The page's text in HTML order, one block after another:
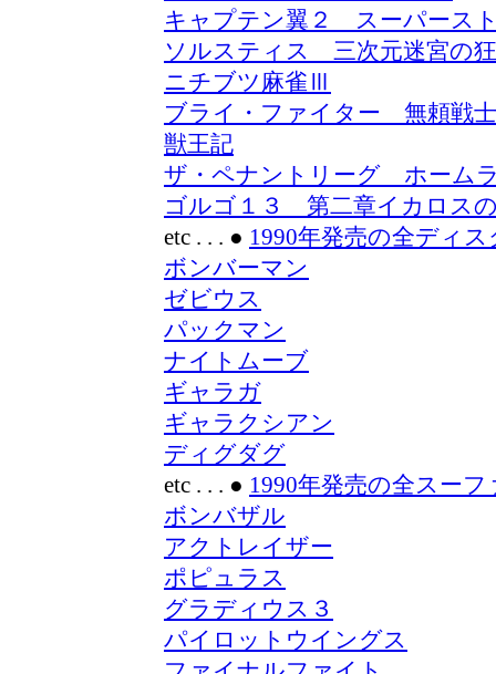
キャプテン翼２ スーパース
ソルスティス 三次元迷宮の
ニチブツ麻雀Ⅲ
ブライ・ファイター 無頼戦士
獣王記
ザ・ペナントリーグ ホーム
ゴルゴ１３ 第二章イカロス
etc . . . ● 1990年発売の全ディ
ボンバーマン
ゼビウス
パックマン
ナイトムーブ
ギャラガ
ギャラクシアン
ディグダグ
etc . . . ● 1990年発売の全スー
ボンバザル
アクトレイザー
ポピュラス
グラディウス３
パイロットウイングス